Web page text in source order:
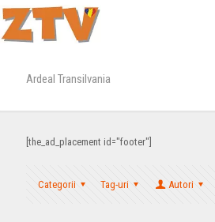
Ardeal Transilvania
[the_ad_placement id="footer"]
Categorii Tag-uri Autori